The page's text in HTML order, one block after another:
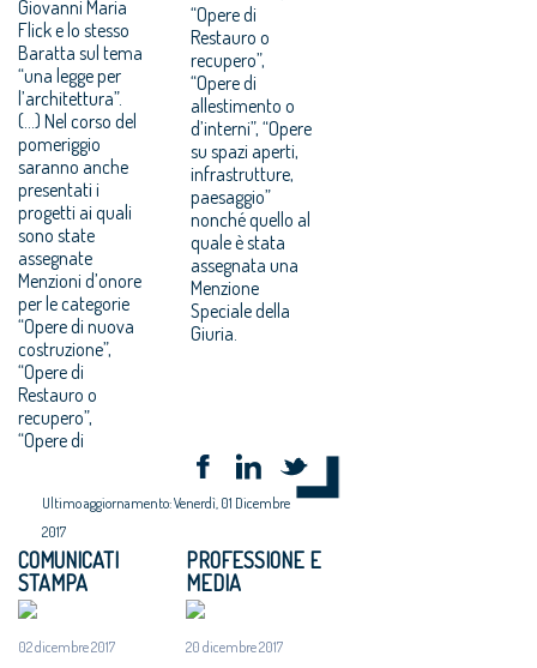
Giovanni Maria
Flick e lo stesso
Baratta sul tema
“una legge per
l’architettura”.
(...) Nel corso del
pomeriggio
saranno anche
presentati i
progetti ai quali
sono state
assegnate
Menzioni d’onore
per le categorie
“Opere di nuova
costruzione”,
“Opere di
Restauro o
recupero”,
“Opere di
“Opere di
Restauro o
recupero”,
“Opere di
allestimento o
d’interni”, “Opere
su spazi aperti,
infrastrutture,
paesaggio”
nonché quello al
quale è stata
assegnata una
Menzione
Speciale della
Giuria.
Ultimo aggiornamento: Venerdì, 01 Dicembre
2017
COMUNICATI
STAMPA
02 dicembre 2017
PROFESSIONE E
MEDIA
20 dicembre 2017